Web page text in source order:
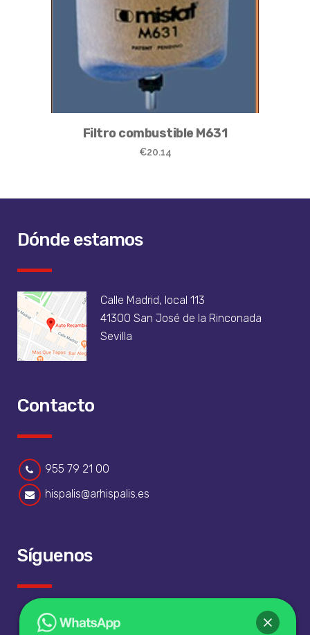
Filtro combustible M631
€20.14
Dónde estamos
Calle Madrid, local 113
41300 San José de la Rinconada
Sevilla
Contacto
955 79 21 00
hispalis@arhispalis.es
Síguenos